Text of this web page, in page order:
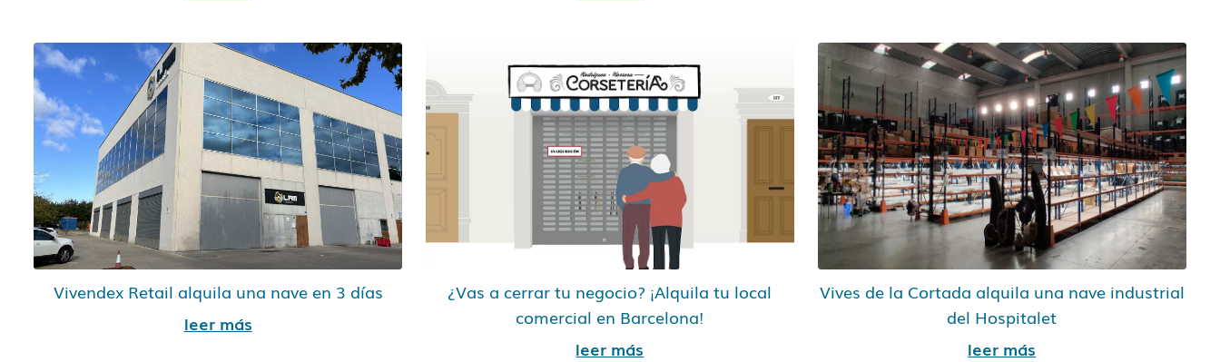
Vivendex Retail alquila una nave en 3 días
leer más
¿Vas a cerrar tu negocio? ¡Alquila tu local
comercial en Barcelona!
leer más
Vives de la Cortada alquila una nave industrial
del Hospitalet
leer más